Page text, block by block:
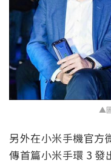
▲
另外在小米手機官方
傳首篇小米手環 3 發